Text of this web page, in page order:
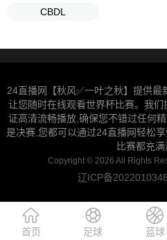
CBDL
24直播网【秋风✅一叶之秋】提供最
让您随时在线观看世界杯比赛。我
证高清流畅播放,确保您不错过任何
是决赛,您都可以通过24直播网轻松
比赛都充满
Copyright © 2026 All Rights
辽ICP备
首页 足球 蓝球